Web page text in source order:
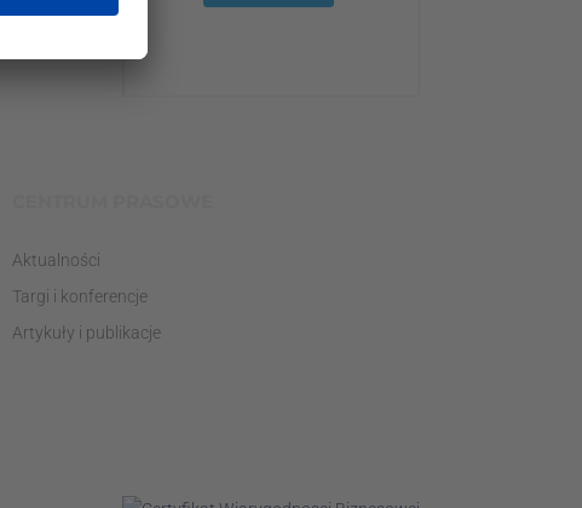
Aktualności
Targi i konferencje
Artykuły i publikacje